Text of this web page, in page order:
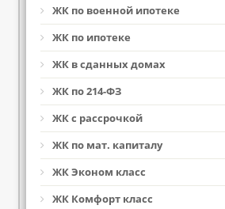
ЖК по военной ипотеке
ЖК по ипотеке
ЖК в сданных домах
ЖК по 214-ФЗ
ЖК с рассрочкой
ЖК по мат. капиталу
ЖК Эконом класс
ЖК Комфорт класс